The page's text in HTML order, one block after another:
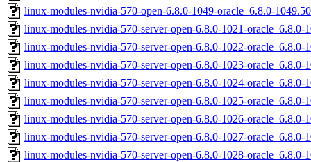
linux-modules-nvidia-570-open-6.8.0-1049-oracle_6.8.0-
linux-modules-nvidia-570-server-open-6.8.0-1021-oracle_6.8.0-
linux-modules-nvidia-570-server-open-6.8.0-1022-oracle_6.8.0-
linux-modules-nvidia-570-server-open-6.8.0-1023-oracle_6.8.0-
linux-modules-nvidia-570-server-open-6.8.0-1024-oracle_6.8.0-
linux-modules-nvidia-570-server-open-6.8.0-1025-oracle_6.8.0-
linux-modules-nvidia-570-server-open-6.8.0-1026-oracle_6.8.0-
linux-modules-nvidia-570-server-open-6.8.0-1027-oracle_6.8.0-
linux-modules-nvidia-570-server-open-6.8.0-1028-oracle_6.8.0-